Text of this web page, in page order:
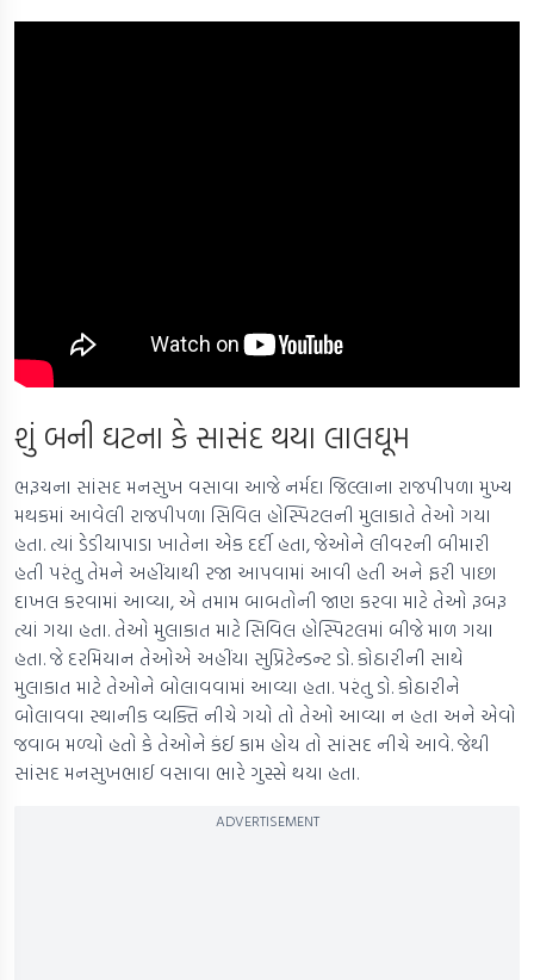
શું બની ઘટના કે સાસંદ થયા લાલઘૂમ
ભરૂચના સાંસદ મનસુખ વસાવા આજે નર્મદા જિલ્લાના રાજપીપળા મુખ્ય
મથકમાં આવેલી રાજપીપળા સિવિલ હોસ્પિટલની મુલાકાતે તેઓ ગયા
હતા. ત્યાં ડેડીયાપાડા ખાતેના એક દર્દી હતા, જેઓને લીવરની બીમારી
હતી પરંતુ તેમને અહીંયાથી રજા આપવામાં આવી હતી અને ફરી પાછા
દાખલ કરવામાં આવ્યા, એ તમામ બાબતોની જાણ કરવા માટે તેઓ રૂબરૂ
ત્યાં ગયા હતા. તેઓ મુલાકાત માટે સિવિલ હોસ્પિટલમાં બીજે માળ ગયા
હતા. જે દરમિયાન તેઓએ અહીંયા સુપ્રિટેન્ડન્ટ ડો. કોઠારીની સાથે
મુલાકાત માટે તેઓને બોલાવવામાં આવ્યા હતા. પરંતુ ડો. કોઠારીને
બોલાવવા સ્થાનીક વ્યક્તિ નીચે ગયો તો તેઓ આવ્યા ન હતા અને એવો
જવાબ મળ્યો હતો કે તેઓને કંઈ કામ હોય તો સાંસદ નીચે આવે. જેથી
સાંસદ મનસુખભાઈ વસાવા ભારે ગુસ્સે થયા હતા.
ADVERTISEMENT